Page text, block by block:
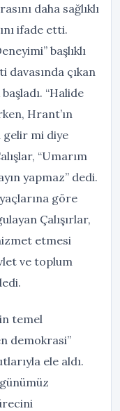
daha sağlıklı
ifade etti.
başlıklı
davasında çıkan
“Halide
Hrant’ın
gelir mi diye
“Umarım
yapmaz” dedi.
göre
Çalışırlar,
etmesi
ve toplum
temel
demokrasi”
ele aldı.